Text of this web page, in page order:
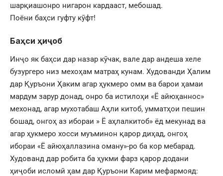
шарқиашонро нигарон кардааст, мебошад.
Поёни баҳси гуфту кӯфт!
Баҳси ҳиҷоб
Инҷо як баҳси дар назар кӯчак, вале дар андеша хеле
бузургеро низ мехоҳам матраҳ кунам. Худованди Ҳалим
дар Қуръони Ҳаким агар ҳукмеро омм ва барои ҳамаи
мардум зарур донад, онро ба истилоҳи «Ё айюҳаннос»
мехонад, агар мухотабаш Аҳли китоб, умматҳои пешин
бошад, онгоҳ аз ибораи » Ё аҳлалкитоб» ёд мекунад ва
агар ҳукмеро хосси муъминон қарор диҳад, онгоҳ
ибораи «Ё айюҳаллазина оману»-ро ба кор мебарад.
Худованд дар робита ба ҳукми фарз қарор додани
ҳиҷоби исломӣ ҳам дар Қуръони Карим мефармояд: